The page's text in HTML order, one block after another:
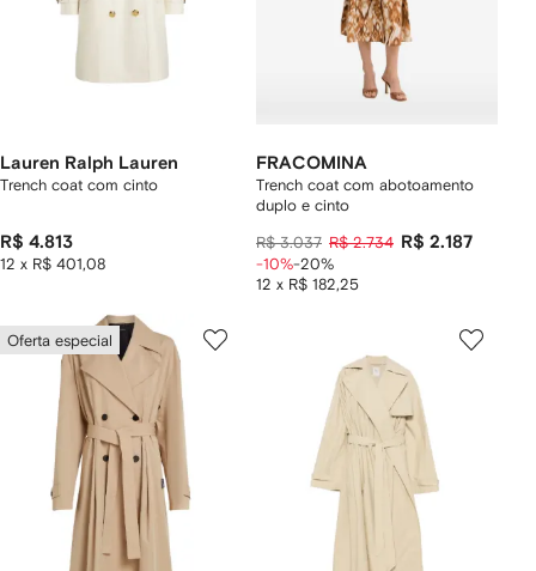
Lauren Ralph Lauren
Trench coat com cinto
R$ 4.813
12 x R$ 401,08
FRACOMINA
Trench coat com abotoamento
duplo e cinto
R$ 3.037 R$ 2.734 R$ 2.187
12 x R$ 182,25
-10%-20%
Oferta especial